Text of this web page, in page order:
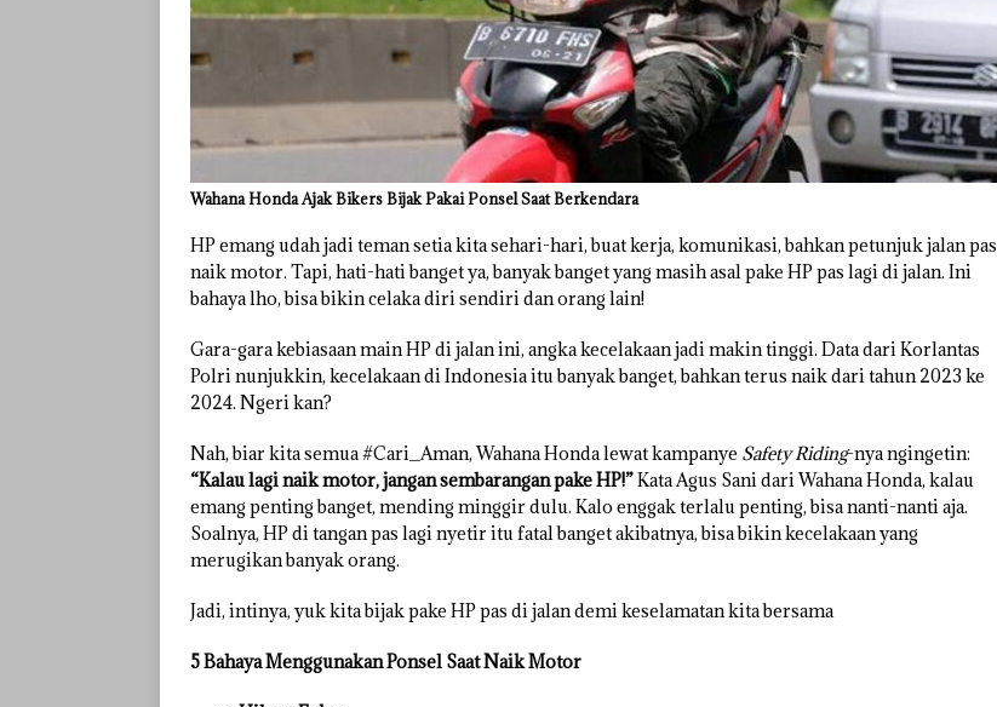
Wahana Honda Ajak Bikers Bijak Pakai Ponsel Saat Berkendara
HP emang udah jadi teman setia kita sehari-hari, buat kerja, komunikasi, bahkan petunjuk jalan pas
naik motor. Tapi, hati-hati banget ya, banyak banget yang masih asal pake HP pas lagi di jalan. Ini
bahaya lho, bisa bikin celaka diri sendiri dan orang lain!
Gara-gara kebiasaan main HP di jalan ini, angka kecelakaan jadi makin tinggi. Data dari Korlantas
Polri nunjukkin, kecelakaan di Indonesia itu banyak banget, bahkan terus naik dari tahun 2023 ke
2024. Ngeri kan?
Nah, biar kita semua #Cari_Aman, Wahana Honda lewat kampanye Safety Riding-nya ngingetin:
“Kalau lagi naik motor, jangan sembarangan pake HP!”Kata Agus Sani dari Wahana Honda, kalau
emang penting banget, mending minggir dulu. Kalo enggak terlalu penting, bisa nanti-nanti aja.
Soalnya, HP di tangan pas lagi nyetir itu fatal banget akibatnya, bisa bikin kecelakaan yang
merugikan banyak orang.
Jadi, intinya, yuk kita bijak pake HP pas di jalan demi keselamatan kita bersama
5 Bahaya Menggunakan Ponsel Saat Naik Motor